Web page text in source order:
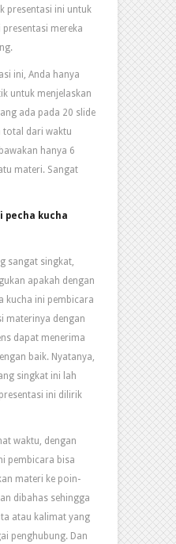
presentasi ini untuk
mereka
ini, Anda hanya
untuk menjelaskan
ada pada 20 slide
total dari waktu
hanya 6
materi. Sangat
pecha kucha
sangat singkat,
apakah dengan
kucha ini pembicara
materinya dengan
dapat menerima
baik. Nyatanya,
singkat ini lah
ini dilirik
waktu, dengan
pembicara bisa
materi ke poin-
dibahas sehingga
atau kalimat yang
penghubung. Dan